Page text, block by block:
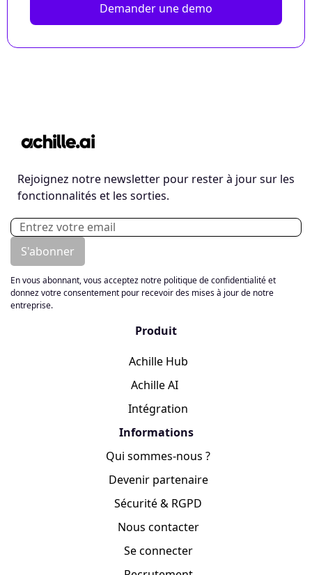
Demander une demo
Rejoignez notre newsletter pour rester à jour sur les
fonctionnalités et les sorties.
En vous abonnant, vous acceptez notre politique de confidentialité et
donnez votre consentement pour recevoir des mises à jour de notre
entreprise.
Produit
Achille Hub
Achille AI
Intégration
Informations
Qui sommes-nous ?
Devenir partenaire
Sécurité & RGPD
Nous contacter
Se connecter